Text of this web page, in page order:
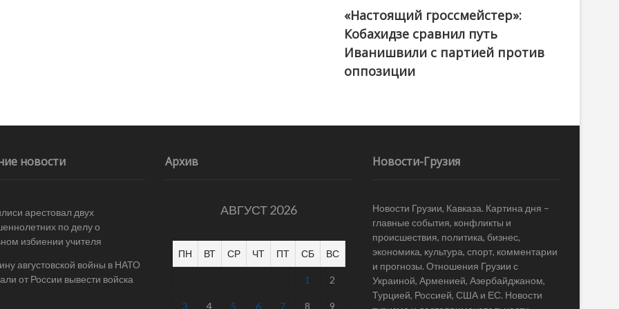
@ქართული ოცნება / Georgian Dream
«Настоящий гроссмейстер»:
Кобахидзе сравнил путь
Иванишвили с партией против
оппозиции
новости
арестовал двух
по делу о
избиении учителя
августовской войны в НАТО
от России вывести войска
Архив
АВГУСТ 2026
ПН ВТ СР ЧТ ПТ СБ ВС
1 2
3 4 5 6 7 8 9
Новости-Грузия
Новости Грузии, Кавказа. Картина дня –
главные события, конфликты и
происшествия, политика, бизнес,
экономика, культура, спорт, комментарии
и прогнозы. Отношения Грузии с
Украиной, Арменией, Азербайджаном,
Турцией, Россией, США и ЕС. Новости